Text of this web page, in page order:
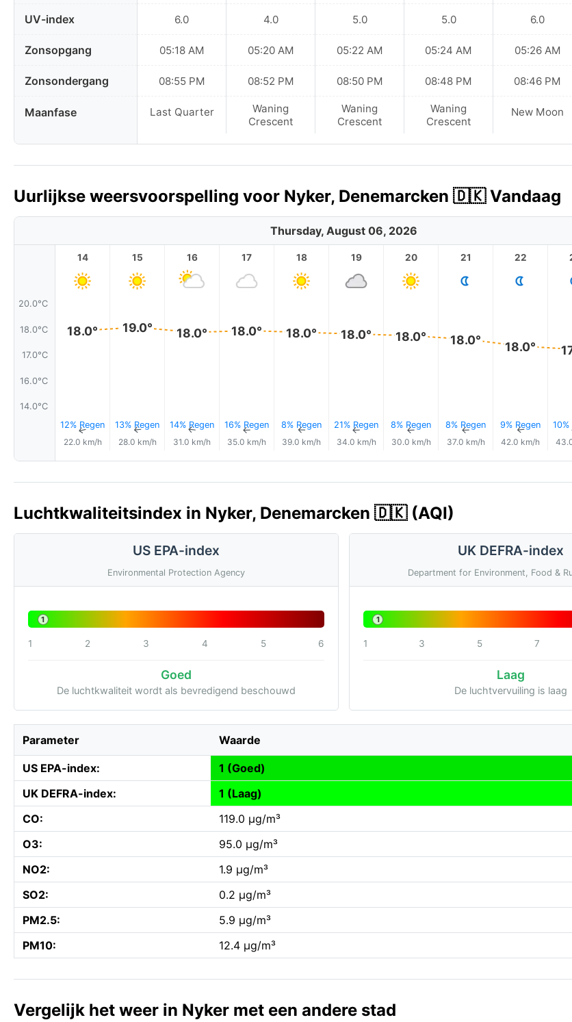
UV-index
Zonsopgang
Zonsondergang
Maanfase
6.0
05:18 AM
08:55 PM
Last Quarter
4.0
05:20 AM
08:52 PM
Waning
Crescent
5.0
05:22 AM
08:50 PM
Waning
Crescent
5.0
05:24 AM
08:48 PM
Waning
Crescent
6.0
05:26 AM
08:46 PM
New Moon
Uurlijkse weersvoorspelling voor Nyker, Denemarcken 🇩🇰 Vandaag
Thursday, August 06, 2026
20.0°C
18.0°C
17.0°C
16.0°C
14.0°C
14
18.0°
12% Regen
↑
22.0 km/h
15
19.0°
13% Regen
↑
28.0 km/h
16
18.0°
14% Regen
↑
31.0 km/h
17
18.0°
16% Regen
↑
35.0 km/h
18
18.0°
8% Regen
↑
39.0 km/h
19
18.0°
21% Regen
↑
34.0 km/h
20
18.0°
8% Regen
↑
30.0 km/h
21
18.0°
8% Regen
↑
37.0 km/h
22
18.0°
9% Regen
↑
42.0 km/h
10%
Luchtkwaliteitsindex in Nyker, Denemarcken 🇩🇰 (AQI)
US EPA-index
Environmental Protection Agency
1
1 2 3 4 5 6
Goed
De luchtkwaliteit wordt als bevredigend beschouwd
UK DEFRA-index
Department for Environment, Food &
1
1 3 5 7
Laag
De luchtvervuiling is laag
Parameter Waarde
US EPA-index:
1 (Goed)
UK DEFRA-index:
1 (Laag)
CO:
119.0 µg/m³
O3:
95.0 µg/m³
NO2:
1.9 µg/m³
SO2:
0.2 µg/m³
PM2.5:
5.9 µg/m³
PM10:
12.4 µg/m³
Vergelijk het weer in Nyker met een andere stad